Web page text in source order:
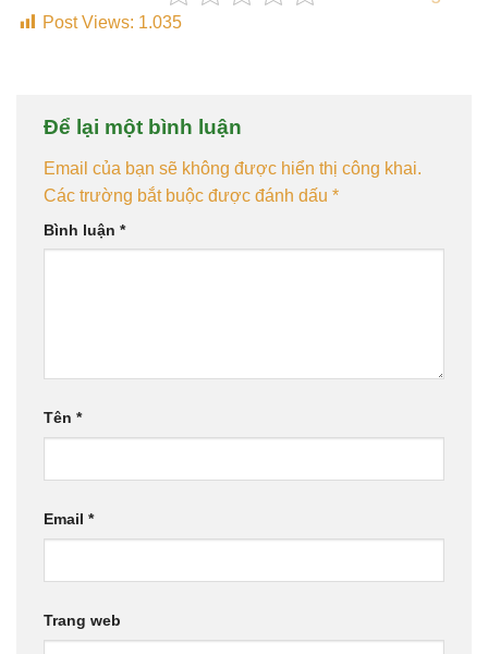
Post Views: 1.035
Để lại một bình luận
Email của bạn sẽ không được hiển thị công khai.
Các trường bắt buộc được đánh dấu *
Bình luận *
Tên *
Email *
Trang web